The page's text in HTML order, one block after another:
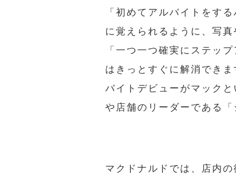
「初めてアルバイトをす
に覚えられるように、写
「一つ一つ確実にステッ
はきっとすぐに解消できま
バイトデビューがマック
や店舗のリーダーである
マクドナルドでは、店内